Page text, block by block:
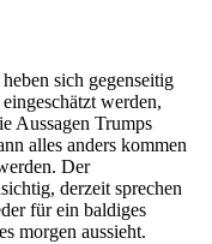
sich gegenseitig
werden,
Aussagen Trumps
alles anders kommen
Der
derzeit sprechen
für ein baldiges
morgen aussieht.